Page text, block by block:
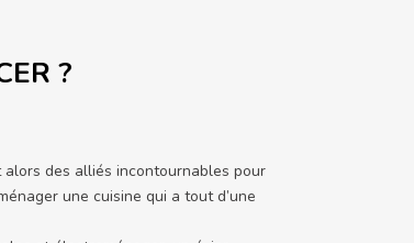
?
alors des alliés incontournables pour
une cuisine qui a tout d’une